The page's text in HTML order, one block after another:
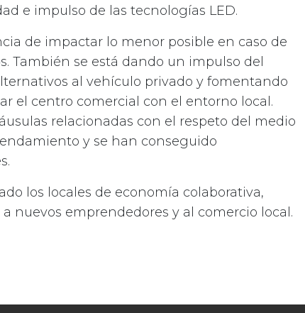
e impulso de las tecnologías LED.
de impactar lo menor posible en caso de
También se está dando un impulso del
al vehículo privado y fomentando
el centro comercial con el entorno local.
relacionadas con el respeto del medio
y se han conseguido
los locales de economía colaborativa,
nuevos emprendedores y al comercio local.